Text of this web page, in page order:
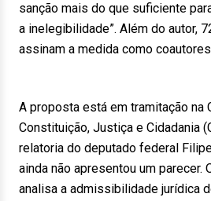
sanção mais do que suficiente
a inelegibilidade”. Além do autor,
assinam a medida como
A proposta está em tramitação na
Constituição, Justiça e Cidadania
relatoria do deputado federal
ainda não apresentou um parecer.
analisa a admissibilidade jurídica